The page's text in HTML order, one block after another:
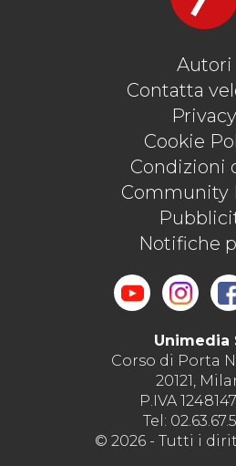
Autori
Contatta
Privacy
Cookie
Condizioni
Community
Notifiche
Unimedia
Corso di Porta
20121,
P.IVA
Tel:
© 2026 - Tutti i